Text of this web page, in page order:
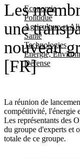
Economie
Politique
Agriculture et
Santé
Technologies
Energie,
Défense
Les
une
nouveau
[FR]
La réunion de
compétitivité, l'énergie
Les représentants des
du groupe d'experts et
totale de ce groupe.